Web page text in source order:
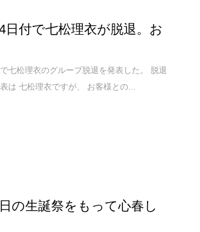
日付で七松理衣が脱退。お
七松理衣のグループ脱退を発表した。 脱退
は 七松理衣ですが、 お客様との...
の生誕祭をもって心春し